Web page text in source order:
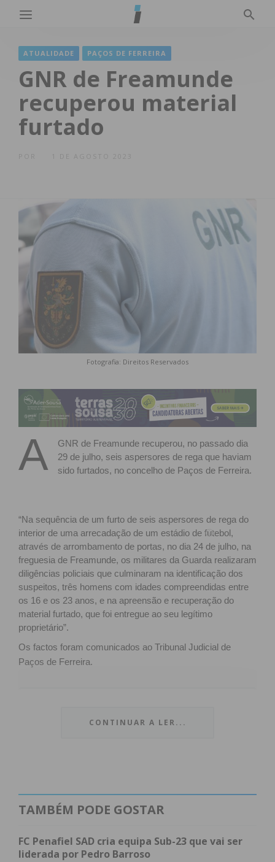
ATUALIDADE PAÇOS DE FERREIRA
GNR de Freamunde
recuperou material
furtado
1 DE AGOSTO 2023
Fotografia: Direitos Reservados
A
GNR de Freamunde recuperou, no passado dia
29 de julho, seis aspersores de rega que haviam
sido furtados, no concelho de Paços de Ferreira.
“Na sequência de um furto de seis aspersores de rega do
interior de uma arrecadação de um estádio de futebol,
através de arrombamento de portas, no dia 24 de julho, na
freguesia de Freamunde, os militares da Guarda realizaram
diligências policiais que culminaram na identificação dos
suspeitos, três homens com idades compreendidas entre
os 16 e os 23 anos, e na apreensão e recuperação do
material furtado, que foi entregue ao seu legítimo
proprietário”.
Os factos foram comunicados ao Tribunal Judicial de
Paços de Ferreira.
Subscreva a newsletter do
atualizada.
CONTINUAR A LER...
TAMBÉM PODE GOSTAR
FC Penafiel SAD cria equipa Sub-23 que vai ser
liderada por Pedro Barroso